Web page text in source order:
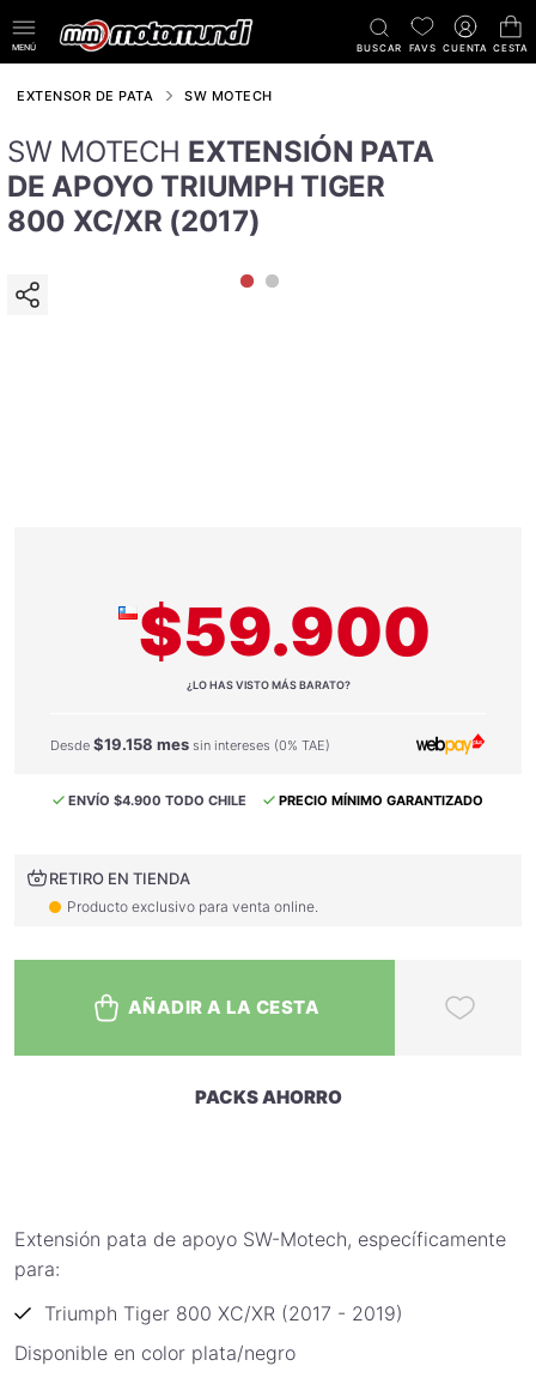
MENÚ BUSCAR FAVS CUENTA CESTA
EXTENSOR DE PATA SW MOTECH
SW MOTECH EXTENSIÓN PATA
DE APOYO TRIUMPH TIGER
800 XC/XR (2017)
$59.900
¿LO HAS VISTO MÁS BARATO?
Desde $19.158 mes sin intereses (0% TAE)
ENVÍO $4.900 TODO CHILE PRECIO MÍNIMO GARANTIZADO
RETIRO EN TIENDA
Producto exclusivo para venta online.
AÑADIR A LA CESTA
PACKS AHORRO
Extensión pata de apoyo SW-Motech, específicamente
para:
Triumph Tiger 800 XC/XR (2017 - 2019)
Disponible en color plata/negro